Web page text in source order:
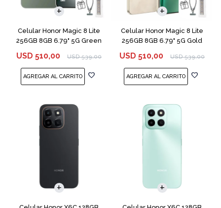
Celular Honor Magic 8 Lite
256GB 8GB 6.79" 5G Green
USD 510,00 USD 539,00
Celular Honor Magic 8 Lite
256GB 8GB 6.79" 5G Gold
USD 510,00 USD 539,00
COMPARAR COMPARAR